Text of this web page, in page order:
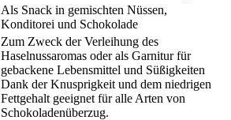
Als Snack in gemischten Nüssen,
Konditorei und Schokolade
Zum Zweck der Verleihung des
Haselnussaromas oder als Garnitur für
gebackene Lebensmittel und Süßigkeiten
Dank der Knusprigkeit und dem niedrigen
Fettgehalt geeignet für alle Arten von
Schokoladenüberzug.